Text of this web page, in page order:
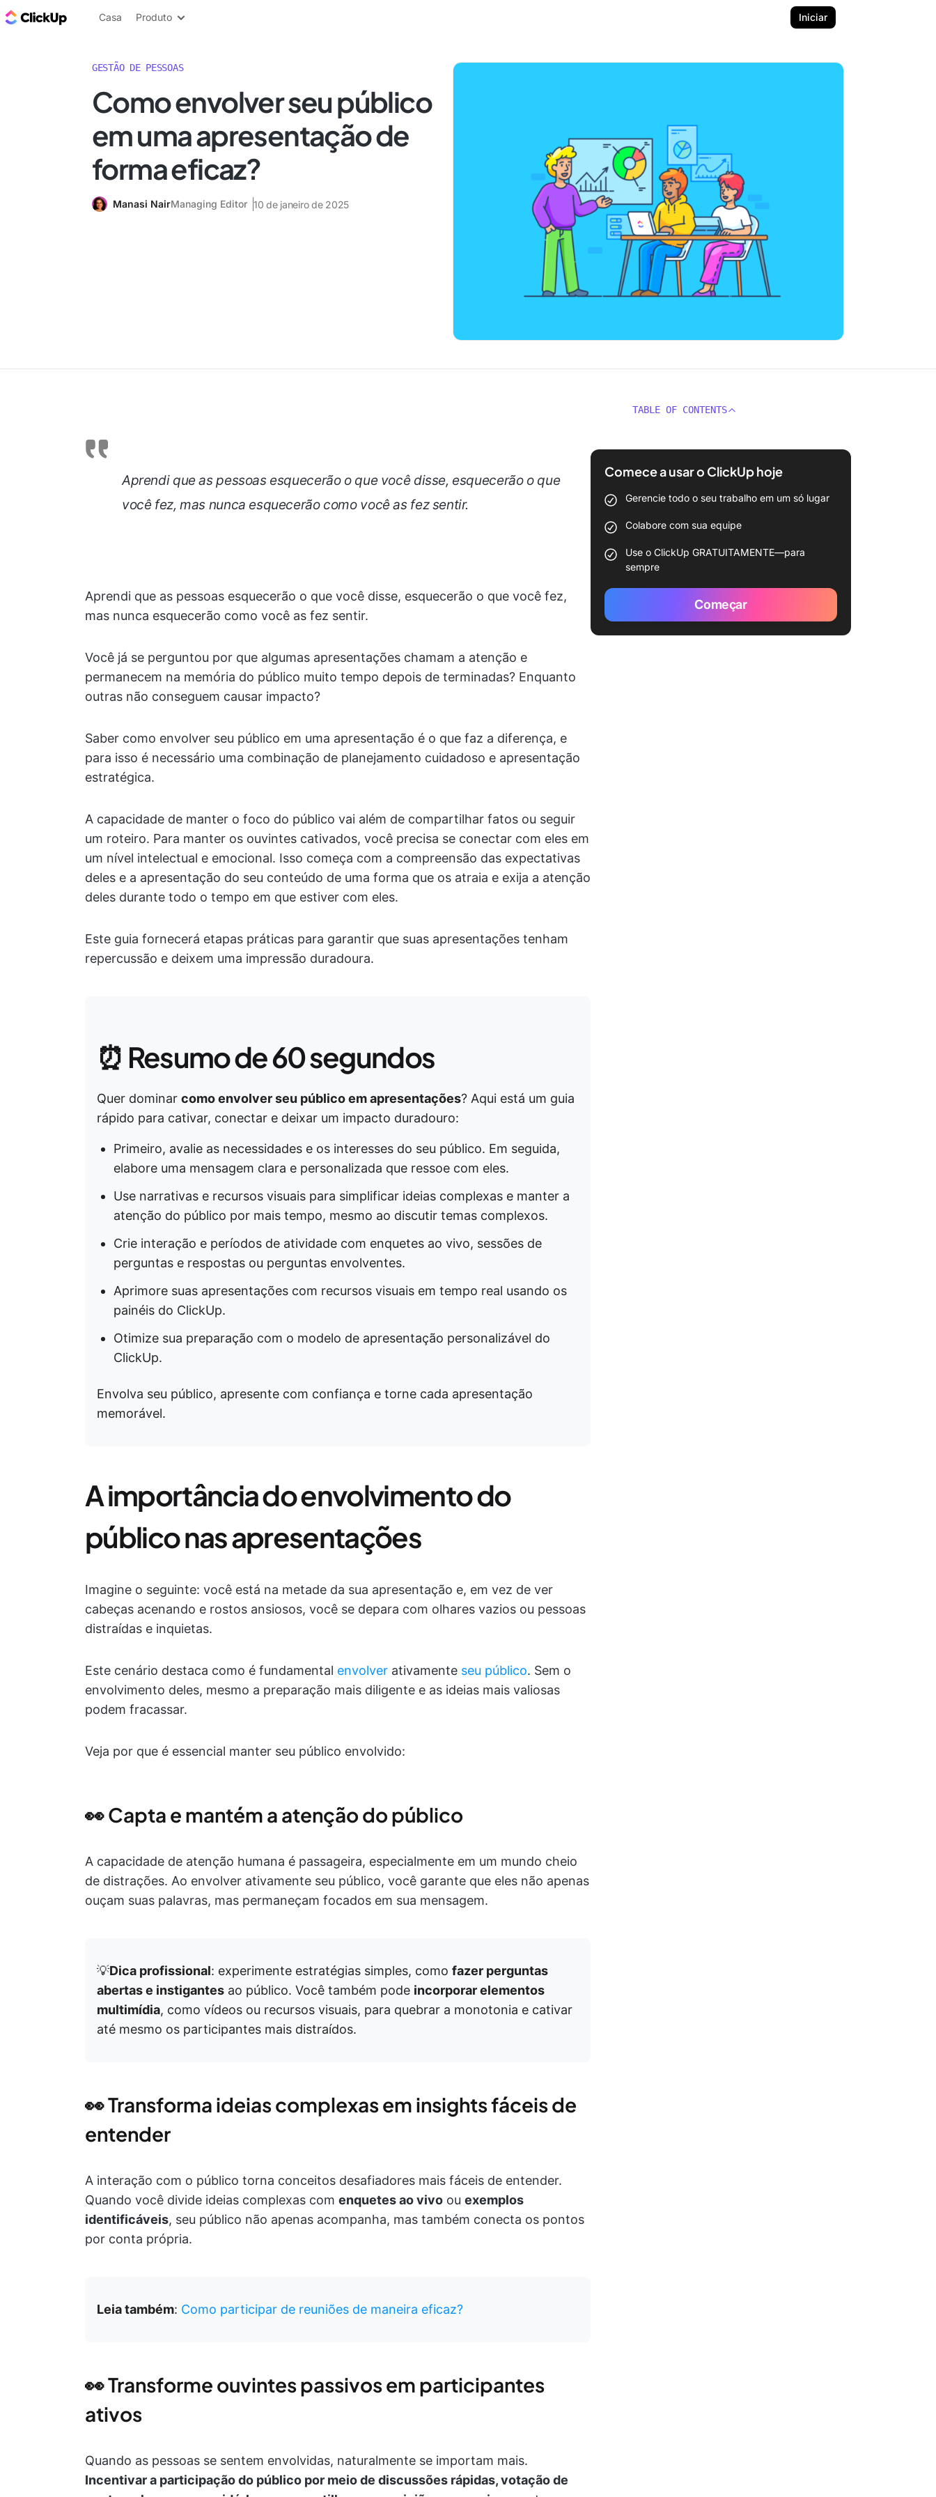
ClickUp Blogue
Casa Produto Iniciar
GESTÃO DE PESSOAS
Como envolver seu público
em uma apresentação de
forma eficaz?
Manasi NairManaging Editor 10 de janeiro de 2025
Aprendi que as pessoas esquecerão o que você disse, esquecerão o que
você fez, mas nunca esquecerão como você as fez sentir.
Aprendi que as pessoas esquecerão o que você disse, esquecerão o que você fez,
mas nunca esquecerão como você as fez sentir.
Você já se perguntou por que algumas apresentações chamam a atenção e
permanecem na memória do público muito tempo depois de terminadas? Enquanto
outras não conseguem causar impacto?
Saber como envolver seu público em uma apresentação é o que faz a diferença, e
para isso é necessário uma combinação de planejamento cuidadoso e apresentação
estratégica.
A capacidade de manter o foco do público vai além de compartilhar fatos ou seguir
um roteiro. Para manter os ouvintes cativados, você precisa se conectar com eles em
um nível intelectual e emocional. Isso começa com a compreensão das expectativas
deles e a apresentação do seu conteúdo de uma forma que os atraia e exija a atenção
deles durante todo o tempo em que estiver com eles.
Este guia fornecerá etapas práticas para garantir que suas apresentações tenham
repercussão e deixem uma impressão duradoura.
⏰ Resumo de 60 segundos
Quer dominar como envolver seu público em apresentações? Aqui está um guia
rápido para cativar, conectar e deixar um impacto duradouro:
Primeiro, avalie as necessidades e os interesses do seu público. Em seguida,
elabore uma mensagem clara e personalizada que ressoe com eles.
Use narrativas e recursos visuais para simplificar ideias complexas e manter a
atenção do público por mais tempo, mesmo ao discutir temas complexos.
Crie interação e períodos de atividade com enquetes ao vivo, sessões de
perguntas e respostas ou perguntas envolventes.
Aprimore suas apresentações com recursos visuais em tempo real usando os
painéis do ClickUp.
Otimize sua preparação com o modelo de apresentação personalizável do
ClickUp.
Envolva seu público, apresente com confiança e torne cada apresentação
memorável.
A importância do envolvimento do
público nas apresentações
Imagine o seguinte: você está na metade da sua apresentação e, em vez de ver
cabeças acenando e rostos ansiosos, você se depara com olhares vazios ou pessoas
distraídas e inquietas.
Este cenário destaca como é fundamental envolver ativamente seu público. Sem o
envolvimento deles, mesmo a preparação mais diligente e as ideias mais valiosas
podem fracassar.
Veja por que é essencial manter seu público envolvido:
👀 Capta e mantém a atenção do público
A capacidade de atenção humana é passageira, especialmente em um mundo cheio
de distrações. Ao envolver ativamente seu público, você garante que eles não apenas
ouçam suas palavras, mas permaneçam focados em sua mensagem.
💡Dica profissional: experimente estratégias simples, como fazer perguntas
abertas e instigantes ao público. Você também pode incorporar elementos
multimídia, como vídeos ou recursos visuais, para quebrar a monotonia e cativar
até mesmo os participantes mais distraídos.
👀 Transforma ideias complexas em insights fáceis de
entender
A interação com o público torna conceitos desafiadores mais fáceis de entender.
Quando você divide ideias complexas com enquetes ao vivo ou exemplos
identificáveis, seu público não apenas acompanha, mas também conecta os pontos
por conta própria.
Leia também: Como participar de reuniões de maneira eficaz?
👀 Transforme ouvintes passivos em participantes
ativos
Quando as pessoas se sentem envolvidas, naturalmente se importam mais.
Incentivar a participação do público por meio de discussões rápidas, votação de
TABLE OF CONTENTS
Comece a usar o ClickUp hoje
Gerencie todo o seu trabalho em um só lugar
Colabore com sua equipe
Use o ClickUp GRATUITAMENTE—para
sempre
Começar